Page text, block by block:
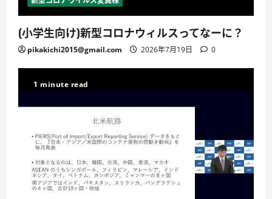
(小学生向け)新型コロナウィルスってなーに？
pikakichi2015@gmail.com 2026年7月19日 0
1 minute read